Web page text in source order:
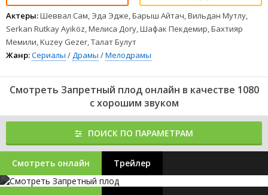
Актеры:Шеввал Сам, Эда Эдже, Барыш Айтач, Вильдан Мутлу,
Serkan Rutkay Ayiköz, Мелиса Догу, Шафак Пекдемир, Бахтияр
Мемили, Kuzey Gezer, Талат Булут
Жанр:Сериалы /Драмы /Мелодрамы
Смотреть Запретный плод онлайн в качестве 1080
с хорошим звуком
ПОИСК ПО ПАРАМЕТРАМ
Смотреть онлайн Трейлер